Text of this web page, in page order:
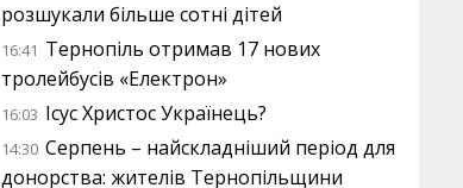
розшукали більше сотні дітей
16:41 Тернопіль отримав 17 нових
тролейбусів «Електрон»
16:03 Ісус Христос Українець?
14:30 Серпень – найскладніший період для
донорства: жителів Тернопільщини